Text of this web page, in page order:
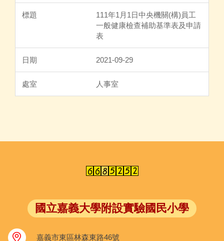
111年1月1日中央機關(構)員工
一般健康檢查補助基準表及申請
表
2021-09-29
人事室
國立嘉義大學附設實驗國民小學
嘉義市東區林森東路46號